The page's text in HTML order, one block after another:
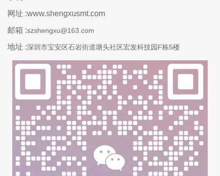
网址 :www.shengxusmt.com
邮箱 :szshengxu@163.com
地址 :深圳市宝安区石岩街道塘头社区宏发科技园F栋5楼